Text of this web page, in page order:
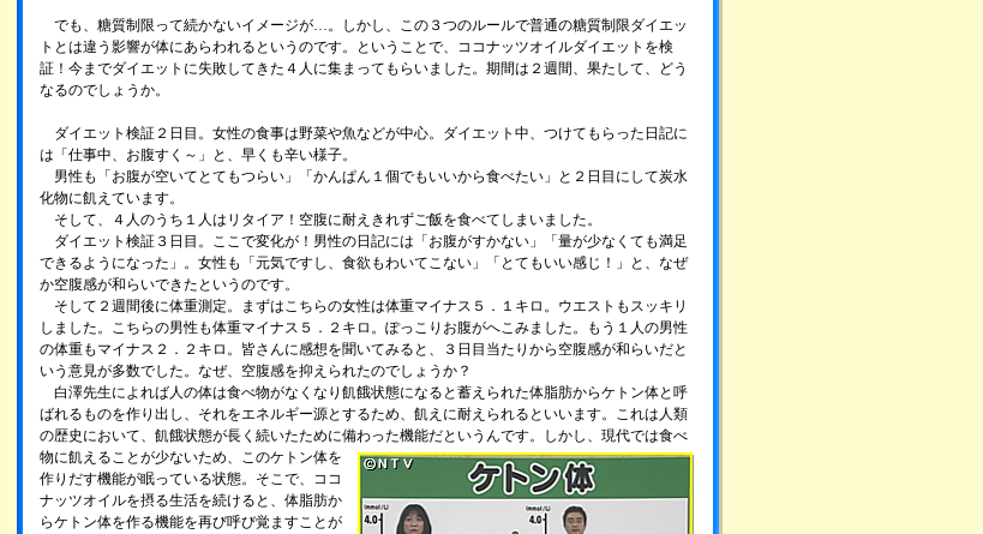
でも、糖質制限って続かないイメージが…。しかし、この３つのルールで普通の糖質制限ダイエッ
トとは違う影響が体にあらわれるというのです。ということで、ココナッツオイルダイエットを検
証！今までダイエットに失敗してきた４人に集まってもらいました。期間は２週間、果たして、どう
なるのでしょうか。
ダイエット検証２日目。女性の食事は野菜や魚などが中心。ダイエット中、つけてもらった日記に
は「仕事中、お腹すく～」と、早くも辛い様子。
男性も「お腹が空いてとてもつらい」「かんぱん１個でもいいから食べたい」と２日目にして炭水
化物に飢えています。
そして、４人のうち１人はリタイア！空腹に耐えきれずご飯を食べてしまいました。
ダイエット検証３日目。ここで変化が！男性の日記には「お腹がすかない」「量が少なくても満足
できるようになった」。女性も「元気ですし、食欲もわいてこない」「とてもいい感じ！」と、なぜ
か空腹感が和らいできたというのです。
そして２週間後に体重測定。まずはこちらの女性は体重マイナス５．１キロ。ウエストもスッキリ
しました。こちらの男性も体重マイナス５．２キロ。ぽっこりお腹がへこみました。もう１人の男性
の体重もマイナス２．２キロ。皆さんに感想を聞いてみると、３日目当たりから空腹感が和らいだと
いう意見が多数でした。なぜ、空腹感を抑えられたのでしょうか？
白澤先生によれば人の体は食べ物がなくなり飢餓状態になると蓄えられた体脂肪からケトン体と呼
ばれるものを作り出し、それをエネルギー源とするため、飢えに耐えられるといいます。これは人類
の歴史において、飢餓状態が長く続いたために備わった機能だというんです。
しかし、現代では食べ
物に飢えることが少ないため、このケトン体を
作りだす機能が眠っている状態。そこで、ココ
ナッツオイルを摂る生活を続けると、体脂肪か
らケトン体を作る機能を再び呼び覚ますことが